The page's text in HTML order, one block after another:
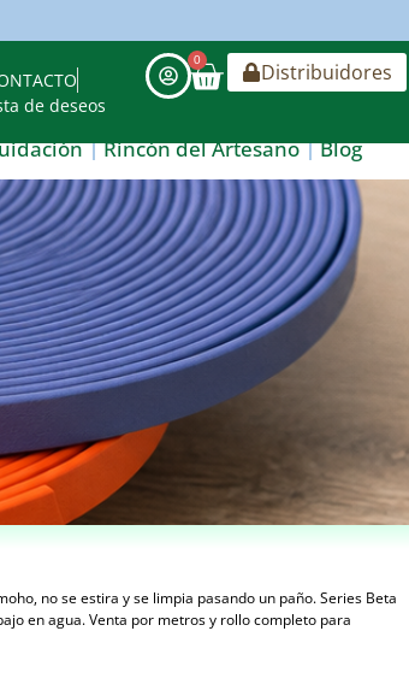
de deseos
0 Distribuidores
Rincón del Artesano Blog
no se estira y se limpia pasando un paño. Series Beta
en agua. Venta por metros y rollo completo para